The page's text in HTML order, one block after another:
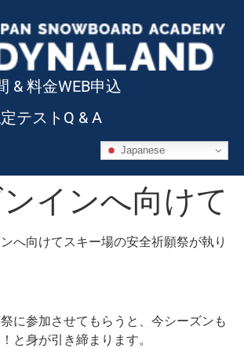
& 料金WEB申込
テスト Q & A
Japanese
インへ向けて
へ向けてスキー場の安全祈願祭が執り
に参加させてもらうと、今シーズンも
と身が引き締まります。